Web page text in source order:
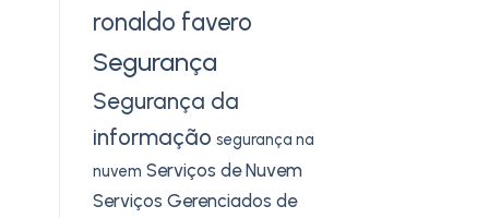
ronaldo favero
Segurança
Segurança da
informação segurança na
nuvem Serviços de Nuvem
Serviços Gerenciados de